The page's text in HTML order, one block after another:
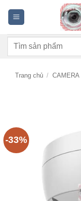
dung
Tìm
Trang chủ /
-33%